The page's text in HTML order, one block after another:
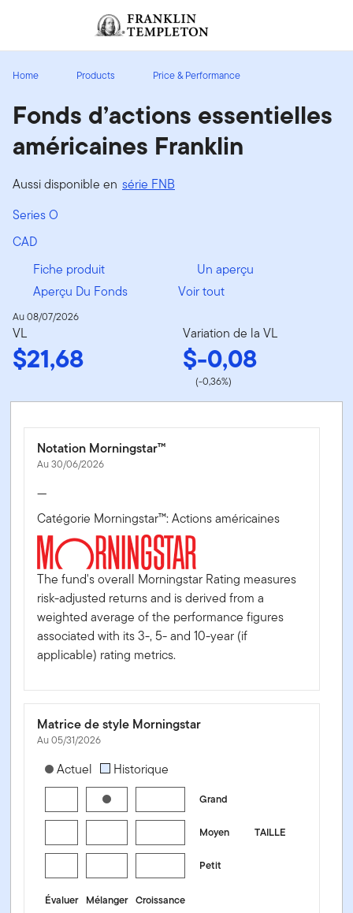
Header menu toggle
Ouverture de session
Home Products Price & Performance
Fonds d’actions essentielles
américaines Franklin
Aussi disponible en série FNB
Series O
CAD
Fiche produit
Un aperçu
Aperçu Du Fonds
Voir tout
Au 08/07/2026
VL
$21,68
Variation de la VL
$-0,08
(-0,36%)
Notation Morningstar™
Au 30/06/2026
—
Catégorie Morningstar™: Actions américaines
The fund's overall Morningstar Rating measures
risk-adjusted returns and is derived from a
weighted average of the performance figures
associated with its 3-, 5- and 10-year (if
applicable) rating metrics.
Matrice de style Morningstar
Au 05/31/2026
[products.morningstar-stylebox-title-sr-equity]
Actuel Historique
Grand
TAILLE
Moyen
Petit
Évaluer Mélanger Croissance